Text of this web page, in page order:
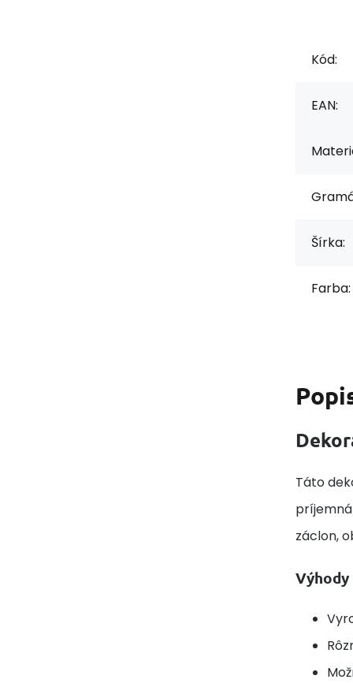
Kód:
EAN:
Šírka:
Farba:
Táto
záclon,